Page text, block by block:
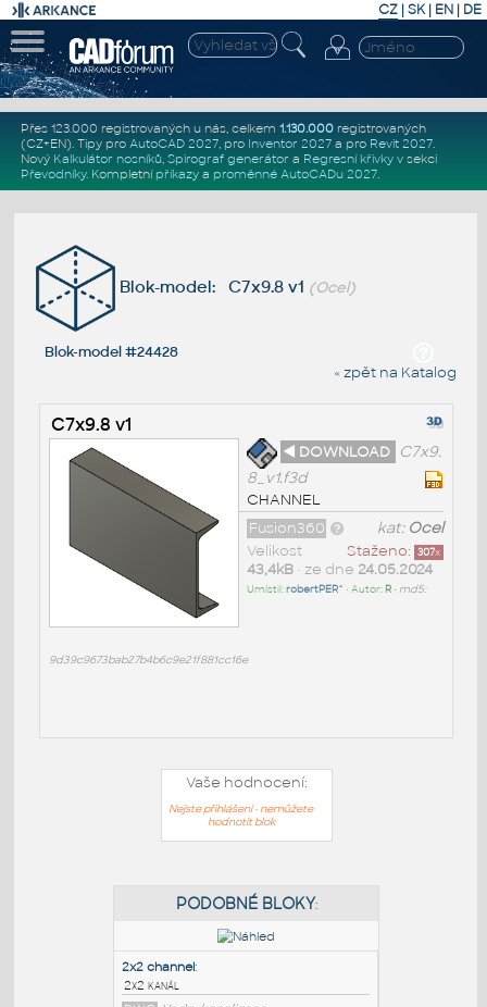
CZ | SK| EN | DE
Přes 123.000 registrovaných u nás, celkem 1.130.000registrovaných
(CZ+EN). Tipy pro AutoCAD 2027, pro Inventor 2027a pro Revit 2027.
Nový Kalkulátor nosníků, Spirograf generátor a Regresní křivkyv sekci
Převodníky. Kompletní příkazya proměnné AutoCADu 2027.
Blok-model: C7x9.8 v1 (Ocel)
Blok-model #24428
« zpět na Katalog
C7x9.8 v1
◄ DOWNLOAD
C7x9.
8_v1.f3d
CHANNEL
kat: Ocel
Fusion360
Staženo: 307x
Velikost
43,4kB• ze dne 24.05.2024
Umístil:robertPER^ • Autor: R• md5:
9d39c9673bab27b4b6c9e21f881cc16e
Vaše hodnocení:
Nejste přihlášeni - nemůžete
hodnotit blok